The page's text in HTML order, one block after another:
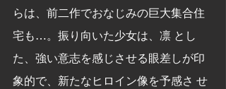
らは、前二作でおなじみの巨大集合住
宅も…。振り向いた少女は、凛 とし
た、強い意志を感じさせる眼差しが印
象的で、新たなヒロイン像を予感さ せ